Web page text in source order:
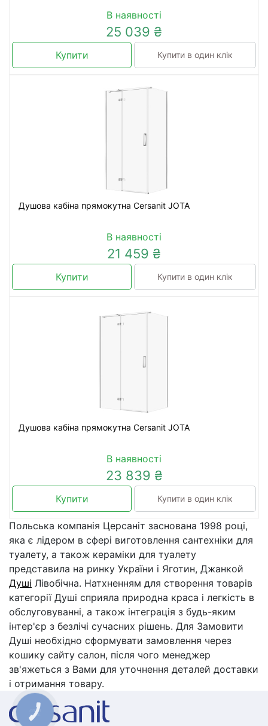
В наявності
25 039 ₴
Купити Купити в один клік
Душова кабіна прямокутна Cersanit JOTA
В наявності
21 459 ₴
Купити Купити в один клік
Душова кабіна прямокутна Cersanit JOTA
В наявності
23 839 ₴
Купити Купити в один клік
Польська компанія Церсаніт заснована 1998 році,
яка є лідером в сфері виготовлення сантехніки для
туалету, а також кераміки для туалету
представила на ринку України і Яготин, Джанкой
Душі Лівобічна. Натхненням для створення товарів
категорії Душі сприяла природна краса і легкість в
обслуговуванні, а також інтеграція з будь-яким
інтер'єр з безлічі сучасних рішень. Для Замовити
Душі необхідно сформувати замовлення через
кошику сайту салон, після чого менеджер
зв'яжеться з Вами для уточнення деталей доставки
і отримання товару.
КНОПКА
ЗВ'ЯЗКУ